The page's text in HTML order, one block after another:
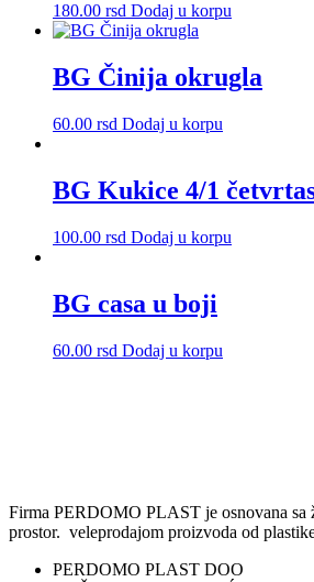
180.00 rsd Dodaj u korpu
BG Činija okrugla
60.00 rsd Dodaj u korpu
BG Kukice 4/1
100.00 rsd Dodaj u korpu
BG casa u boji
60.00 rsd Dodaj u korpu
Firma PERDOMO PLAST je osnovana sa
prostor. veleprodajom proizvoda od
PERDOMO PLAST DOO